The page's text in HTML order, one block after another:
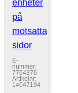
enheter
på
motsatta
sidor
E-
nummer:
7764376
Artikelnr:
14047194